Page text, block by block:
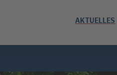
AKTUELLES